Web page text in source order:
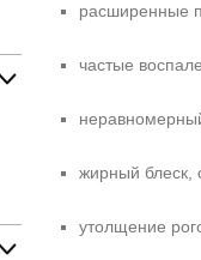
расширенные
частые
жирный блеск,
утолщение